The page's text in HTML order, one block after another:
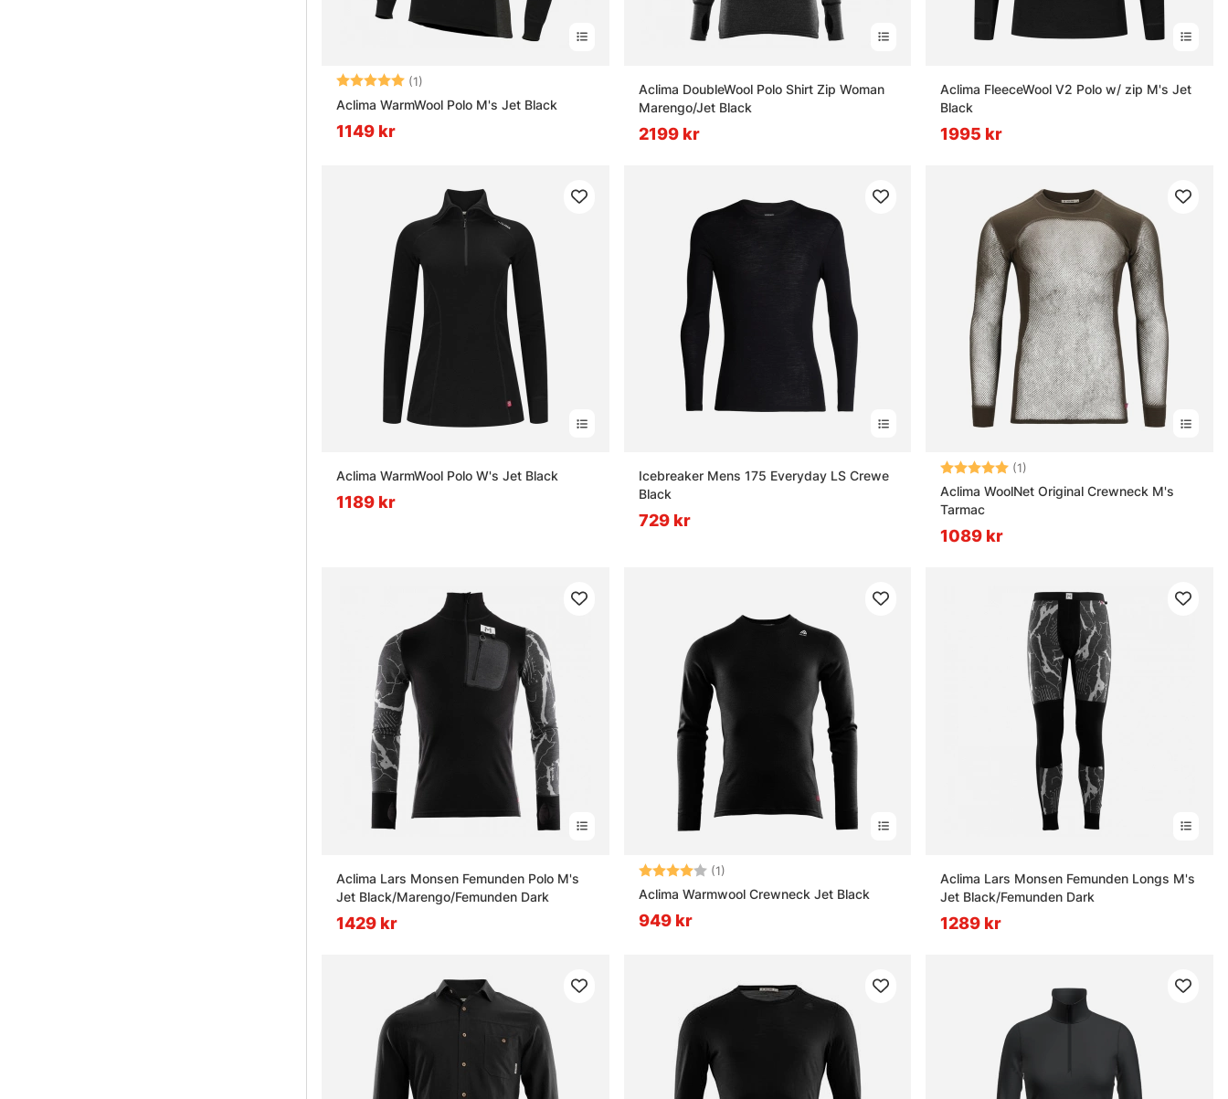
Betyg: (1)
Aclima WarmWool Polo M's Jet Black
1149 kr
Aclima DoubleWool Polo Shirt Zip Woman
Marengo/Jet Black
2199 kr
Aclima FleeceWool V2 Polo w/ zip M's Jet
Black
1995 kr
Aclima WarmWool Polo W's Jet Black
1189 kr
Icebreaker Mens 175 Everyday LS Crewe
Black
729 kr
Betyg: (1)
Aclima WoolNet Original Crewneck M's
Tarmac
1089 kr
Aclima Lars Monsen Femunden Polo M's
Jet Black/Marengo/Femunden Dark
1429 kr
Betyg: (1)
Aclima Warmwool Crewneck Jet Black
949 kr
Aclima Lars Monsen Femunden Longs M's
Jet Black/Femunden Dark
1289 kr